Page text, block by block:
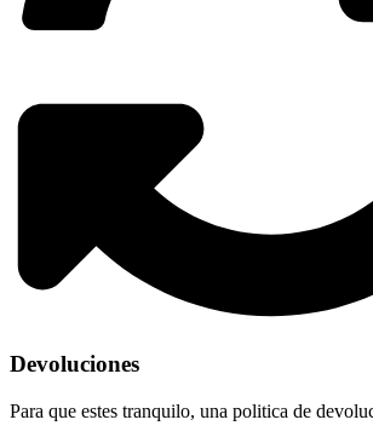
Devoluciones
Para que estes tranquilo, una politica de